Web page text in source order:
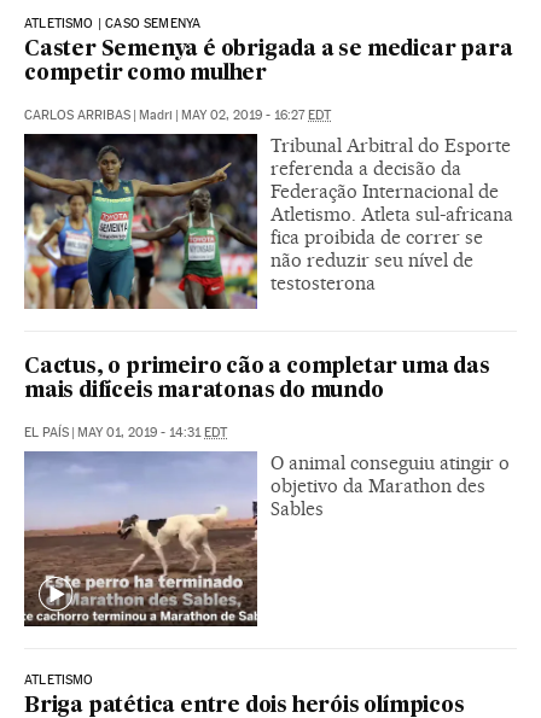
ATLETISMO | CASO SEMENYA
Caster Semenya é obrigada a se medicar para
competir como mulher
CARLOS ARRIBAS | Madri | MAY 02, 2019 - 16:27EDT
Tribunal Arbitral do Esporte
referenda a decisão da
Federação Internacional de
Atletismo. Atleta sul-africana
fica proibida de correr se
não reduzir seu nível de
testosterona
Cactus, o primeiro cão a completar uma das
mais difíceis maratonas do mundo
EL PAÍS | MAY 01, 2019 - 14:31EDT
O animal conseguiu atingir o
objetivo da Marathon des
Sables
ATLETISMO
Briga patética entre dois heróis olímpicos